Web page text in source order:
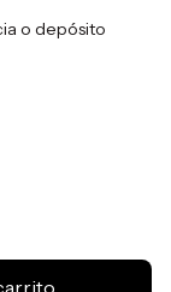
o depósito